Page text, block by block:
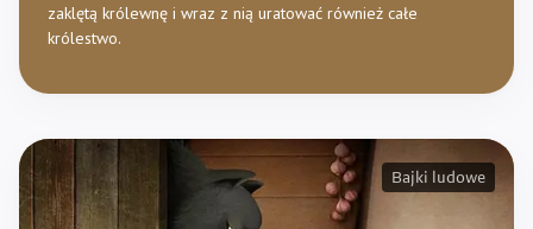
zaklętą królewnę i wraz z nią uratować również całe
królestwo.
Bajki ludowe